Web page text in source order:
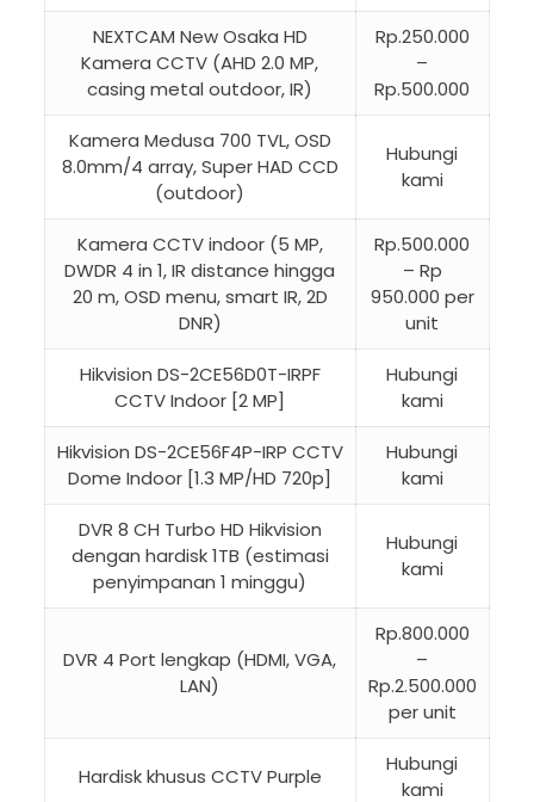
NEXTCAM New Osaka HD
Kamera CCTV (AHD 2.0 MP,
casing metal outdoor, IR)
Rp.250.000
–
Rp.500.000
Kamera Medusa 700 TVL, OSD
8.0mm/4 array, Super HAD CCD
(outdoor)
Hubungi
kami
Kamera CCTV indoor (5 MP,
DWDR 4 in 1, IR distance hingga
20 m, OSD menu, smart IR, 2D
DNR)
Rp.500.000
– Rp
950.000 per
unit
Hikvision DS-2CE56D0T-IRPF
CCTV Indoor [2 MP]
Hubungi
kami
Hikvision DS-2CE56F4P-IRP CCTV
Dome Indoor [1.3 MP/HD 720p]
Hubungi
kami
DVR 8 CH Turbo HD Hikvision
dengan hardisk 1TB (estimasi
penyimpanan 1 minggu)
Hubungi
kami
DVR 4 Port lengkap (HDMI, VGA,
LAN)
Rp.800.000
–
Rp.2.500.000
per unit
Hardisk khusus CCTV Purple
Hubungi
kami